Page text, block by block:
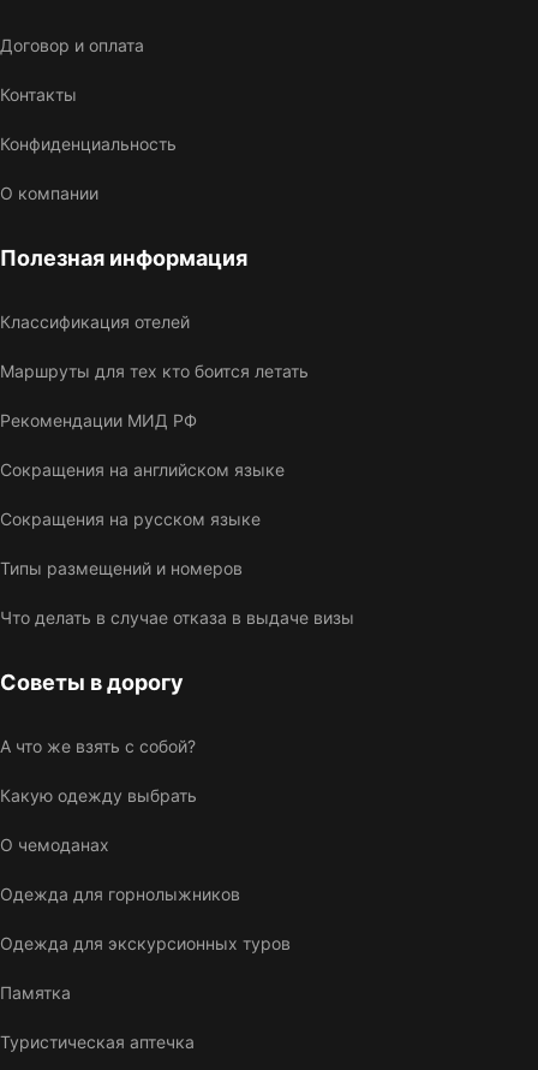
Договор и оплата
Контакты
Конфиденциальность
О компании
Полезная информация
Классификация отелей
Маршруты для тех кто боится летать
Рекомендации МИД РФ
Сокращения на английском языке
Сокращения на русском языке
Типы размещений и номеров
Что делать в случае отказа в выдаче визы
Советы в дорогу
А что же взять с собой?
Какую одежду выбрать
О чемоданах
Одежда для горнолыжников
Одежда для экскурсионных туров
Памятка
Туристическая аптечка